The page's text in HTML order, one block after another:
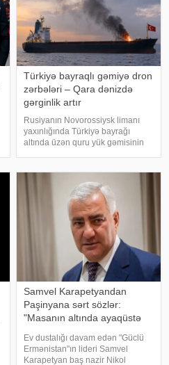
Türkiyə bayraqlı gəmiyə dron
zərbələri – Qara dənizdə
gərginlik artır
Rusiyanın Novorossiysk limanı
yaxınlığında Türkiyə bayrağı
altında üzən quru yük gəmisinin
Məlumata görə, hadisə
Novorossiys
Samvel Karapetyandan
Paşinyana sərt sözlər:
"Masanın altında ayaqüstə
gəzəndə..."
Ev dustalığı davam edən "Güclü
Ermənistan"ın lideri Samvel
Karapetyan baş nazir Nikol